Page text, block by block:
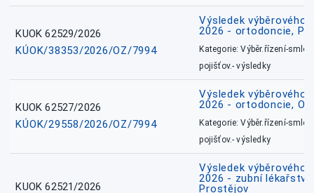
KUOK 62529/2026
KÚOK/38353/2026/OZ/7994
Výsledek výběrového
2026 - ortodoncie,
Kategorie: Výběr.řízení-
pojišťov.- výsledky
KUOK 62527/2026
KÚOK/29558/2026/OZ/7994
Výsledek výběrového
2026 - ortodoncie,
Kategorie: Výběr.řízení-
pojišťov.- výsledky
KUOK 62521/2026
Výsledek výběrového
2026 - zubní
Prostějov